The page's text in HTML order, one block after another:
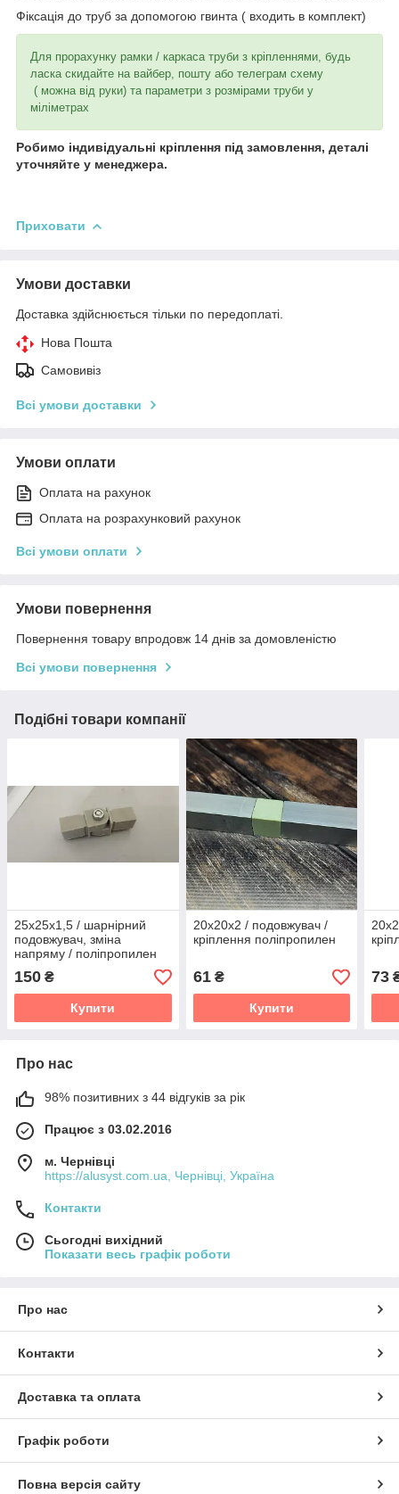
Фіксація до труб за допомогою гвинта ( входить в комплект)
Для прорахунку рамки / каркаса труби з кріпленнями, будь
ласка скидайте на вайбер, пошту або телеграм схему
( можна від руки) та параметри з розмірами труби у
міліметрах
Робимо індивідуальні кріплення під замовлення, деталі
уточняйте у менеджера.
Приховати
Умови доставки
Доставка здійснюється тільки по передоплаті.
Нова Пошта
Самовивіз
Всі умови доставки
Умови оплати
Оплата на рахунок
Оплата на розрахунковий рахунок
Всі умови оплати
Умови повернення
Повернення товару впродовж 14 днів за домовленістю
Всі умови повернення
Подібні товари компанії
25х25х1,5 / шарнірний
подовжувач, зміна
напряму / поліпропилен
150 ₴
Купити
20х20х2 / подовжувач /
кріплення поліпропилен
61₴
Купити
73
Про нас
98% позитивних з 44 відгуків за рік
Працює з 03.02.2016
м. Чернівці
https://alusyst.com.ua, Чернівці, Україна
Контакти
Сьогодні вихідний
Показати весь графік роботи
Про нас
Контакти
Доставка та оплата
Графік роботи
Повна версія сайту